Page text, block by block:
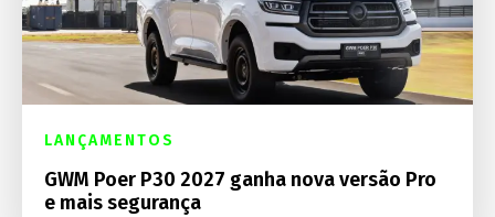
LANÇAMENTOS
GWM Poer P30 2027 ganha nova versão Pro
e mais segurança